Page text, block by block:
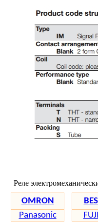
Реле
OMRON
Panasonic